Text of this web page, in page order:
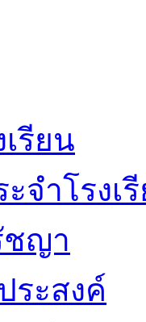
รียน
จำโรงเ
ชญา
ระสงค์